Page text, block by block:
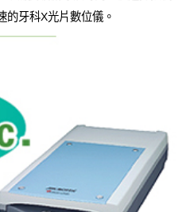
的牙科X光片數位儀。